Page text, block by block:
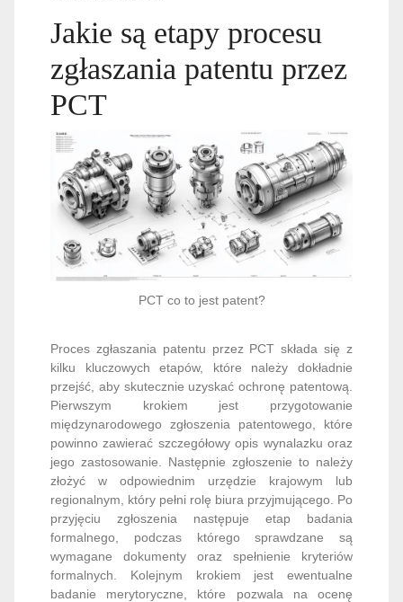
Jakie są etapy procesu
zgłaszania patentu przez
PCT
PCT co to jest patent?
Proces zgłaszania patentu przez PCT składa się z
kilku kluczowych etapów, które należy dokładnie
przejść, aby skutecznie uzyskać ochronę patentową.
Pierwszym krokiem jest przygotowanie
międzynarodowego zgłoszenia patentowego, które
powinno zawierać szczegółowy opis wynalazku oraz
jego zastosowanie. Następnie zgłoszenie to należy
złożyć w odpowiednim urzędzie krajowym lub
regionalnym, który pełni rolę biura przyjmującego. Po
przyjęciu zgłoszenia następuje etap badania
formalnego, podczas którego sprawdzane są
wymagane dokumenty oraz spełnienie kryteriów
formalnych. Kolejnym krokiem jest ewentualne
badanie merytoryczne, które pozwala na ocenę